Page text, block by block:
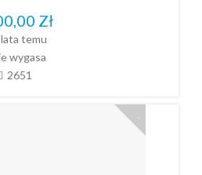
Zł
temu
wygasa
2651